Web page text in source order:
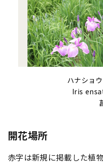
ハナショ
Iris
開花場所
赤字は新規に掲載した植